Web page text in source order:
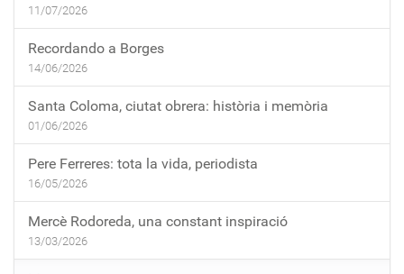
11/07/2026
Recordando a Borges
14/06/2026
Santa Coloma, ciutat obrera: història i memòria
01/06/2026
Pere Ferreres: tota la vida, periodista
16/05/2026
Mercè Rodoreda, una constant inspiració
13/03/2026